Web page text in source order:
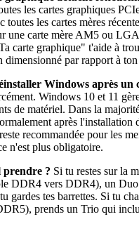
les cartes graphiques
toutes les cartes mères
une carte mère AM5 ou
carte graphique" t'aide à
dimensionné par rapport à
Windows après un
Windows 10 et 11
de matériel. Dans la
après l'installation
recommandée pour les
n'est plus obligatoire.
prendre ? Si tu restes sur la
DDR4 vers DDR4), un
gardes tes barrettes. Si tu
prends un Trio qui